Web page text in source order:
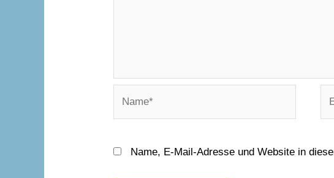
Name, E-Mail-Adresse und Website in